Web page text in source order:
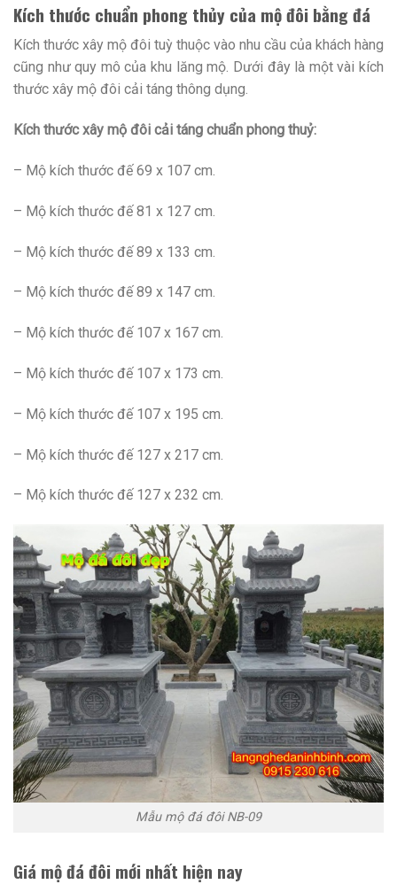
Kích thước chuẩn phong thủy của mộ đôi bằng đá
Kích thước xây mộ đôi tuỳ thuộc vào nhu cầu của khách hàng
cũng như quy mô của khu lăng mộ. Dưới đây là một vài kích
thước xây mộ đôi cải táng thông dụng.
Kích thước xây mộ đôi cải táng chuẩn phong thuỷ:
– Mộ kích thước đế 69 x 107 cm.
– Mộ kích thước đế 81 x 127 cm.
– Mộ kích thước đế 89 x 133 cm.
– Mộ kích thước đế 89 x 147 cm.
– Mộ kích thước đế 107 x 167 cm.
– Mộ kích thước đế 107 x 173 cm.
– Mộ kích thước đế 107 x 195 cm.
– Mộ kích thước đế 127 x 217 cm.
– Mộ kích thước đế 127 x 232 cm.
Mẫu mộ đá đôi NB-09
Giá mộ đá đôi mới nhất hiện nay